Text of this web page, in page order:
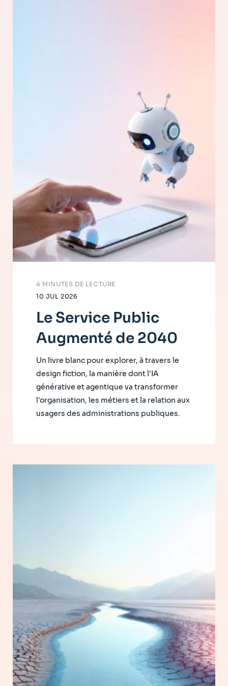
10 JUL 2026
4 MINUTES DE LECTURE
Le Service Public
Augmenté de 2040
Un livre blanc pour explorer, à travers le
design fiction, la manière dont l'IA
générative et agentique va transformer
l'organisation, les métiers et la relation aux
usagers des administrations publiques.